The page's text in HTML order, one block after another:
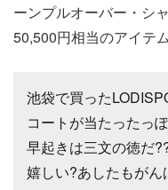
ーンプルオーバー・シ
50,500円相当のアイテ
池袋で買った
コートが当たったっ
早起きは三文の徳だ
嬉しい?あしたもがん